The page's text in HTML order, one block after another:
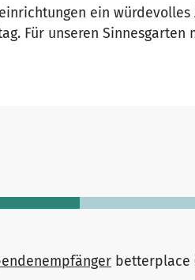
ein würdevolles
Für unseren
betterplace